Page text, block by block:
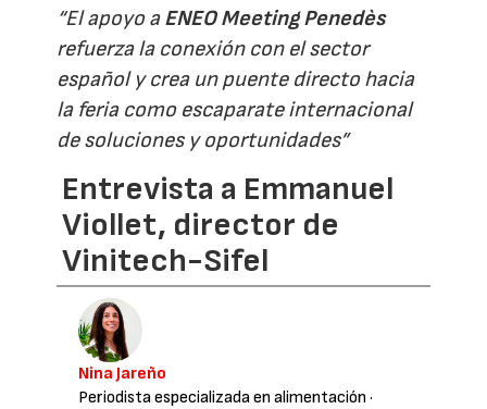
“El apoyo aENEO Meeting Penedès
refuerza la conexión con el sector
español y crea un puente directo hacia
la feria como escaparate internacional
de soluciones y oportunidades”
Entrevista a Emmanuel
Viollet, director de
Vinitech-Sifel
Nina Jareño
Periodista especializada en alimentación ·